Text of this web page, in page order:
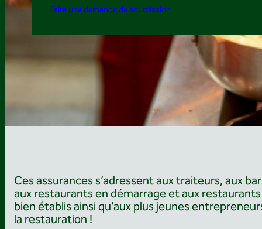
Faire une demande de soumission
Ces assurances s’adressent aux traiteurs, aux
aux restaurants en démarrage et aux
bien établis ainsi qu’aux plus jeunes
la restauration !